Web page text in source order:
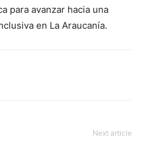
para avanzar hacia una
en La Araucanía.
Next article